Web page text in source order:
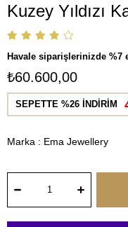
Kuzey Yıldızı
Havale siparişlerinizde %7
₺60.600,00
SEPETTE %26 İNDİRİM
Marka : Ema Jewellery